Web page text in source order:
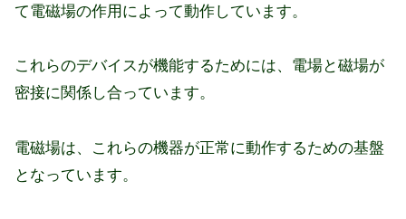
て電磁場の作用によって動作しています。
これらのデバイスが機能するためには、電場と磁場が
密接に関係し合っています。
電磁場は、これらの機器が正常に動作するための基盤
となっています。